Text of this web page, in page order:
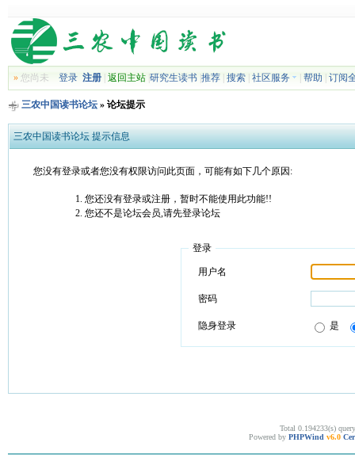
»您尚未 登录 注册| 返回主站| 研究生读书| 推荐| 搜索| 社区服务 帮助 订阅
三农中国读书论坛» 论坛提示
三农中国读书论坛 提示信息
您没有登录或者您没有权限访问此页面，可能有如下几个原因:
您还没有登录或注册，暂时不能使用此功能!!
您还不是论坛会员,请先登录论坛
登录
用户名
密码
隐身登录 是
Total 0.194233(s)
Powered by PHPWind v6.0